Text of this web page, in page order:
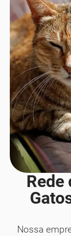
Rede
Nossa